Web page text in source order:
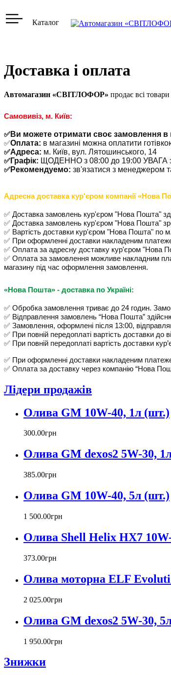
Доставка і оплата
Автомагазин «СВІТЛОФОР» продає всі
Самовивіз, м. Київ:
✅Ви можете отримати своє замовлення в
✅Оплата: в магазині можна оплатити
✅Адреса: м. Київ, вул. Лятошинського, 14
✅Графік: ЩОДЕННО з 08:00 до 19:00 УВАГА з
✅Рекомендуемо: зв'язатися з менеджером
Адресна доставка кур'єром компанії «Нова
✅ Доставка замовлень кур'єром "Нова Пошта"
✅ Доставка замовлень кур'єром "Нова Пошта"
✅ Вартість доставки кур'єром "Нова Пошта" по м.
✅ При оформленні доставки накладеним
✅ Оплата за адресну доставку кур'єром "Нова
✅ Оплата за замовлення можливе накладним
магазину під час оформлення замовлення.
«Нова Пошта» - доставка по Україні:
✅ Обробка замовлення триває до 24 годин.
✅ Відправлення замовлень “Нова Пошта”
✅ Замовлення, оформлені після 13:00,
✅ При повній передоплаті вартість доставки
✅ При повній передоплаті вартість доставки
✅ При оформленні доставки накладеним
✅ Оплата за доставку через компанію “Нова
Лідери продажів
Олива GM 10W-40, 1л (шт.)
300.00грн
Олива GM dexos2 5W-30,
385.00грн
Олива GM 10W-40, 5л (шт.)
1 500.00грн
Олива Shell Helix HX7
373.00грн
Олива моторна ELF
2 025.00грн
Олива GM dexos2 5W-30,
1 950.00грн
Знижки
Каталог